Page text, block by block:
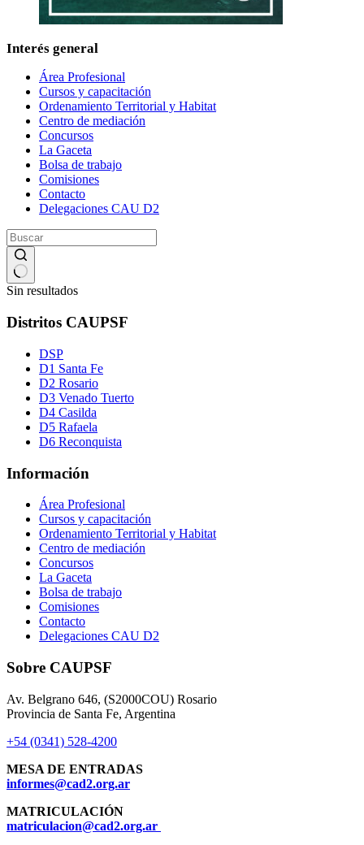
Interés general
Área Profesional
Cursos y capacitación
Ordenamiento Territorial y Habitat
Centro de mediación
Concursos
La Gaceta
Bolsa de trabajo
Comisiones
Contacto
Delegaciones CAU D2
Sin resultados
Distritos CAUPSF
DSP
D1 Santa Fe
D2 Rosario
D3 Venado Tuerto
D4 Casilda
D5 Rafaela
D6 Reconquista
Información
Área Profesional
Cursos y capacitación
Ordenamiento Territorial y Habitat
Centro de mediación
Concursos
La Gaceta
Bolsa de trabajo
Comisiones
Contacto
Delegaciones CAU D2
Sobre CAUPSF
Av. Belgrano 646, (S2000COU) Rosario
Provincia de Santa Fe, Argentina
+54 (0341) 528-4200
MESA DE ENTRADAS
informes@cad2.org.ar
MATRICULACIÓN
matriculacion@cad2.org.ar